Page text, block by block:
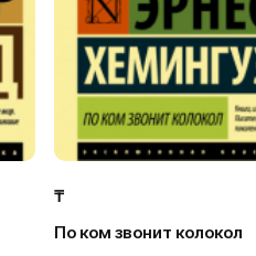
₸
По ком звонит колокол